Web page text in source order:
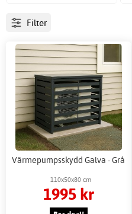
Filter
Värmepumpsskydd Galva - Grå
110x50x80 cm
1995 kr